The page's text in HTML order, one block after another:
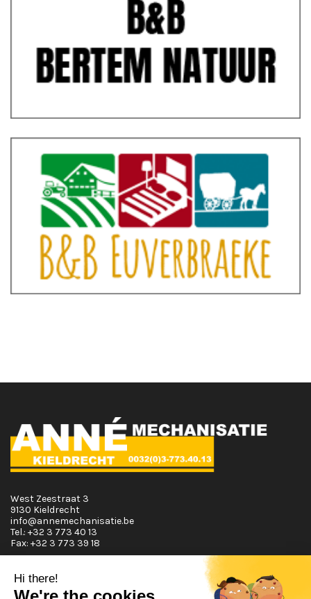
West Zeestraat 3
9130 Kieldrecht
info@annemechanisatie.be
Tel.: +32 3 773 40 13
Fax: +32 3 773 39 18